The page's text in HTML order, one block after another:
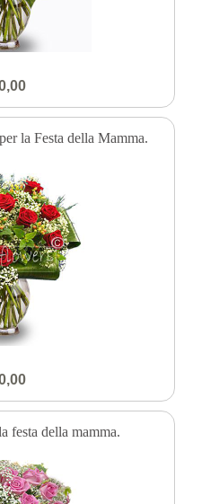
la Festa della Mamma.
festa della mamma.